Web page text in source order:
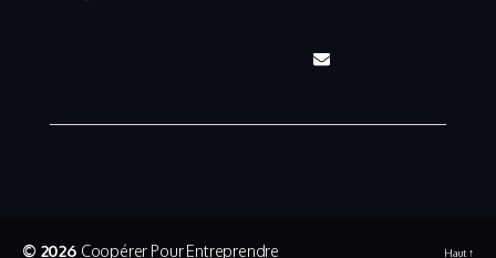
© 2026 Coopérer Pour Entreprendre Haut↑